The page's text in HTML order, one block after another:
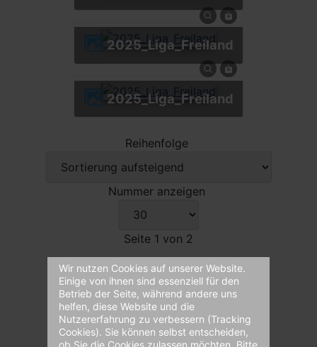
2025_Liga_Freiland
2025_Liga_Freiland
Reihenfolge
Nummer anzeigen
Seite 1 von 2
1 2
Wir nutzen Cookies auf unserer Website.
Einige von ihnen sind essenziell für den
Betrieb der Seite, während andere uns
helfen, diese Website und die
Nutzererfahrung zu verbessern (Tracking
Cookies). Sie können selbst entscheiden,
ob Sie die Cookies zulassen möchten. Bitte